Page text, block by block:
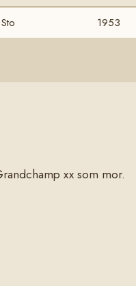
Sto 1953
xx som mor.